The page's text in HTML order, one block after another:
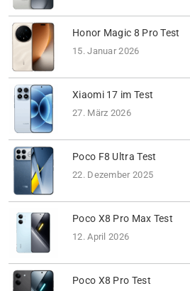
Honor Magic 8 Pro Test
15. Januar 2026
Xiaomi 17 im Test
27. März 2026
Poco F8 Ultra Test
22. Dezember 2025
Poco X8 Pro Max Test
12. April 2026
Poco X8 Pro Test